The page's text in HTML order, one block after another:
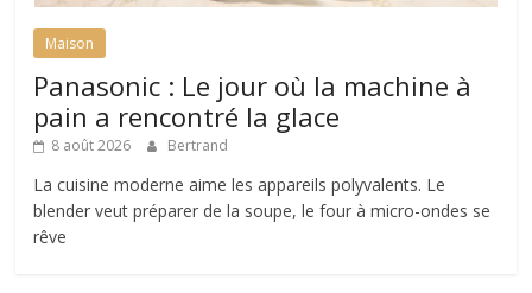
Maison
Panasonic : Le jour où la machine à
pain a rencontré la glace
8 août 2026 Bertrand
La cuisine moderne aime les appareils polyvalents. Le
blender veut préparer de la soupe, le four à micro-ondes se
rêve